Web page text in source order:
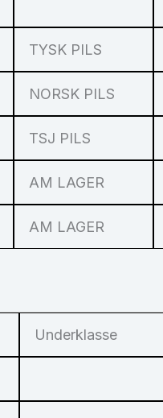
TYSK PILS
NORSK PILS
TSJ PILS
AM LAGER
AM LAGER
Underklasse